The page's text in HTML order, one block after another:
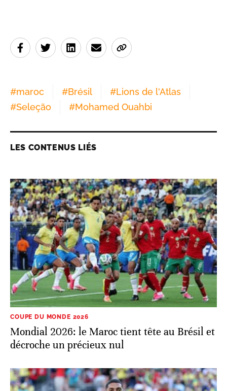
#maroc #Brésil #Lions de l'Atlas
#Seleção #Mohamed Ouahbi
LES CONTENUS LIÉS
COUPE DU MONDE 2026
Mondial 2026: le Maroc tient tête au Brésil et
décroche un précieux nul